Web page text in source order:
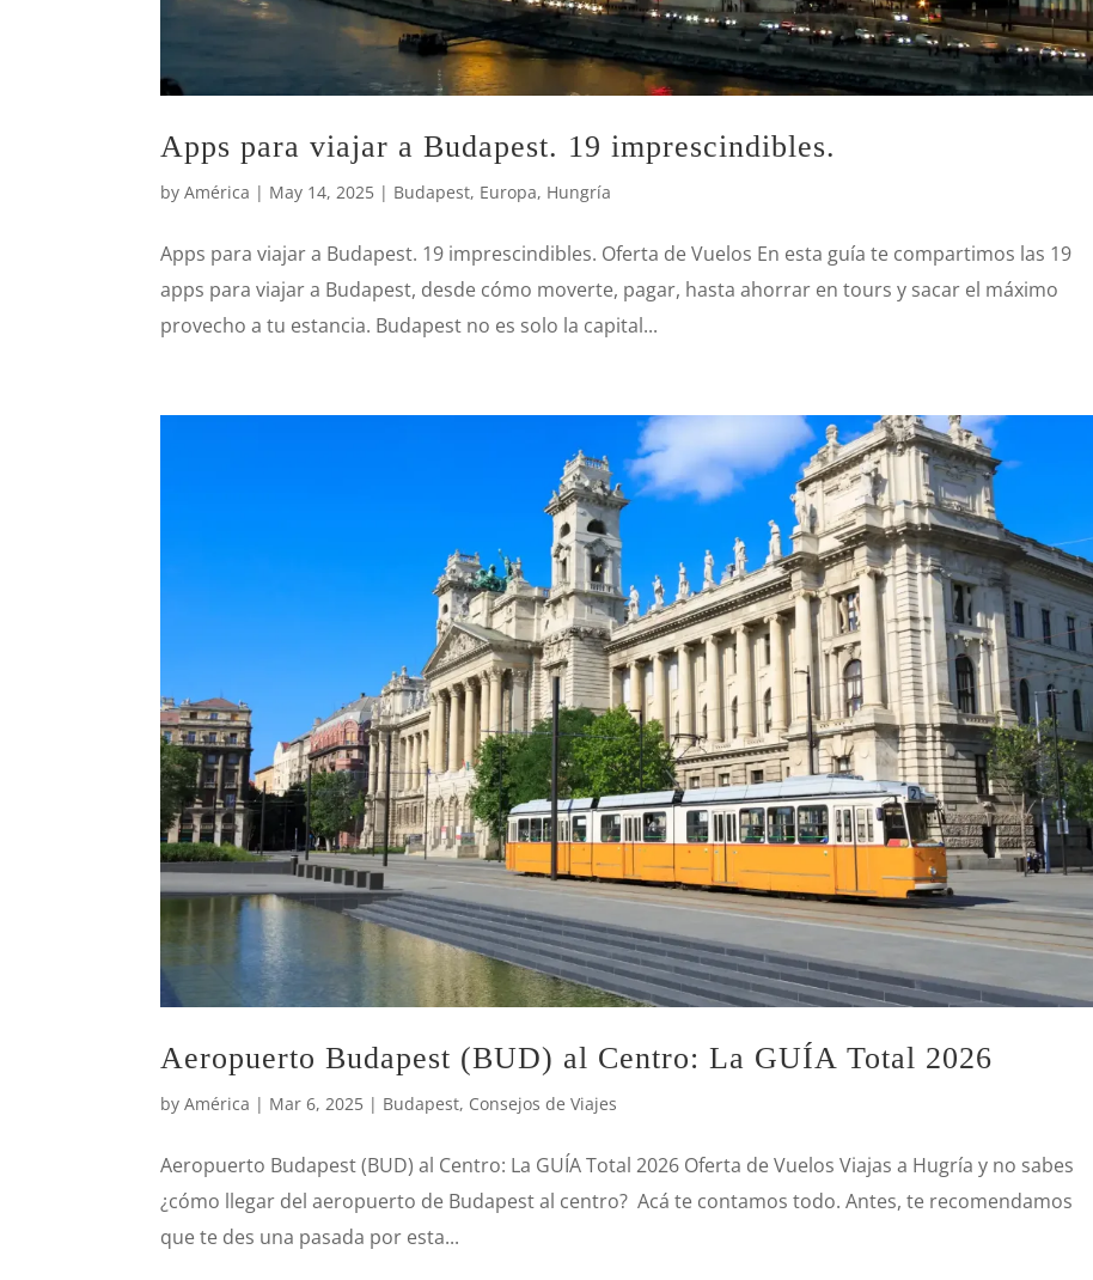
Apps para viajar a Budapest. 19 imprescindibles.
byAmérica | May 14, 2025 | Budapest, Europa, Hungría
Apps para viajar a Budapest. 19 imprescindibles. Oferta de Vuelos En esta guía te compartimos las 19
apps para viajar a Budapest, desde cómo moverte, pagar, hasta ahorrar en tours y sacar el máximo
provecho a tu estancia. Budapest no es solo la capital...
Aeropuerto Budapest (BUD) al Centro: La GUÍA Total 2026
byAmérica | Mar 6, 2025 | Budapest, Consejos de Viajes
Aeropuerto Budapest (BUD) al Centro: La GUÍA Total 2026 Oferta de Vuelos Viajas a Hugría y no sabes
¿cómo llegar del aeropuerto de Budapest al centro? Acá te contamos todo. Antes, te recomendamos
que te des una pasada por esta...